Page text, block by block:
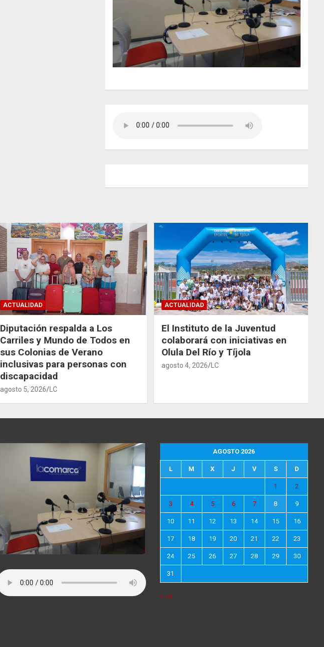
ACTUALIDAD
Diputación respalda a Los
Carriles y Mundo de Todos en
sus Colonias de Verano
inclusivas para personas con
discapacidad
agosto 5, 2026 LC
ACTUALIDAD
El Instituto de la Juventud
colaborará con iniciativas en
Olula Del Río y Tíjola
agosto 4, 2026 LC
AGOSTO 2026
L M X J V S D
1 2
3 4 5 6 7 8 9
10 11 12 13 14 15 16
17 18 19 20 21 22 23
24 25 26 27 28 29 30
31
« Jul